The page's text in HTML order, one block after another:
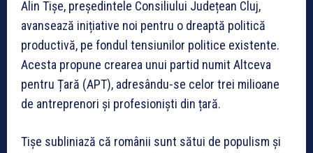
Alin Tișe, președintele Consiliului Județean Cluj,
avansează inițiative noi pentru o dreaptă politică
productivă, pe fondul tensiunilor politice existente.
Acesta propune crearea unui partid numit Altceva
pentru Țară (APT), adresându-se celor trei milioane
de antreprenori și profesioniști din țară.
Tișe subliniază că românii sunt sătui de populism și